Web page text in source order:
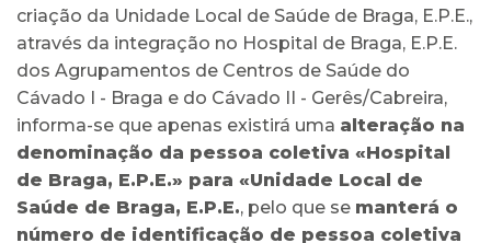
criação da Unidade Local de Saúde de Braga, E.P.E.,
através da integração no Hospital de Braga, E.P.E.
dos Agrupamentos de Centros de Saúde do
Cávado I - Braga e do Cávado II - Gerês/Cabreira,
informa-se que apenas existirá uma alteração na
denominação da pessoa coletiva «Hospital
de Braga, E.P.E.» para «Unidade Local de
Saúde de Braga, E.P.E., pelo que se manterá o
número de identificação de pessoa coletiva